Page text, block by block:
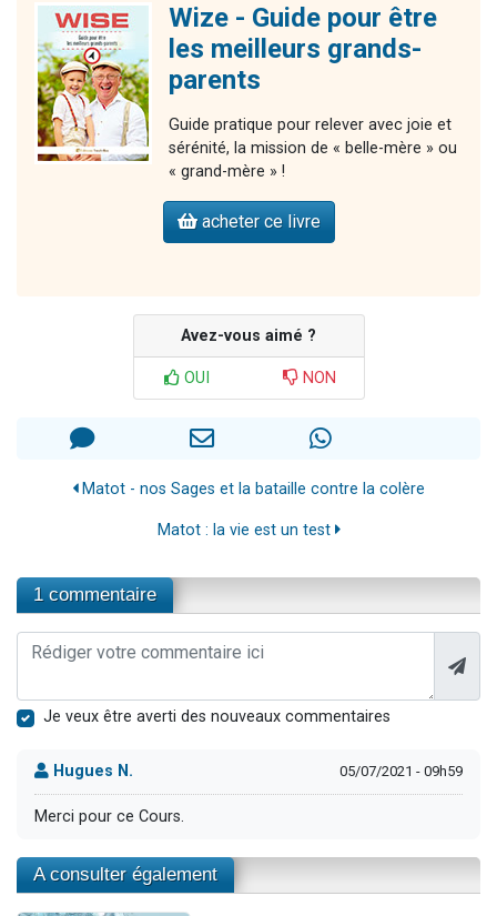
Wize - Guide pour être
les meilleurs grands-
parents
Guide pratique pour relever avec joie et
sérénité, la mission de « belle-mère » ou
« grand-mère » !
acheter ce livre
Avez-vous aimé ?
OUI NON
Matot - nos Sages et la bataille contre la colère
Matot : la vie est un test
1 commentaire
Je veux être averti des nouveaux commentaires
Hugues N. 05/07/2021 - 09h59
Merci pour ce Cours.
A consulter également